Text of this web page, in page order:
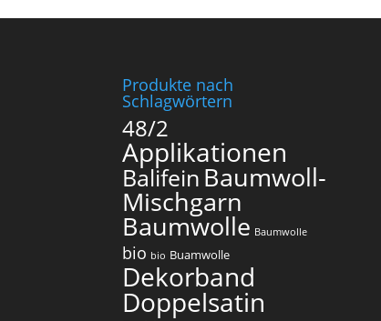
Produkte nach
Schlagwörtern
48/2
Applikationen
Balifein Baumwoll-
Mischgarn
Baumwolle Baumwolle
bio bio Buamwolle
Dekorband
Doppelsatin